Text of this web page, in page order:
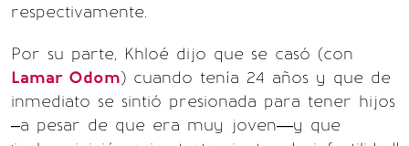
respectivamente.
Por su parte, Khloé dijo que se casó (con
Lamar Odom) cuando tenía 24 años y que de
inmediato se sintió presionada para tener hijos
–a pesar de que era muy joven—y que